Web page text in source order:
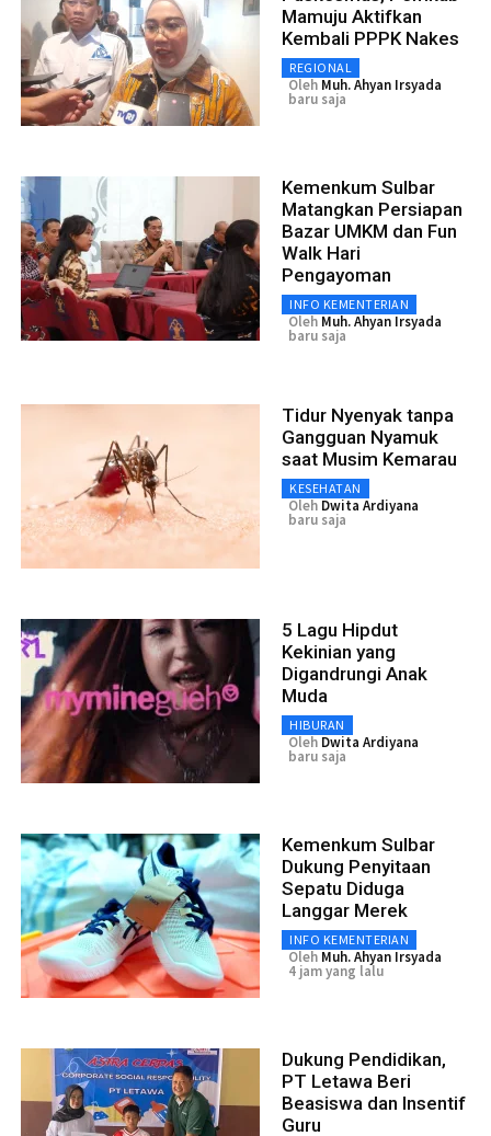
Mamuju Aktifkan
Kembali PPPK Nakes
REGIONAL
Oleh Muh. Ahyan Irsyada
baru saja
Kemenkum Sulbar
Matangkan Persiapan
Bazar UMKM dan Fun
Walk Hari
Pengayoman
INFO KEMENTERIAN
Oleh Muh. Ahyan Irsyada
baru saja
Tidur Nyenyak tanpa
Gangguan Nyamuk
saat Musim Kemarau
KESEHATAN
Oleh Dwita Ardiyana
baru saja
5 Lagu Hipdut
Kekinian yang
Digandrungi Anak
Muda
HIBURAN
Oleh Dwita Ardiyana
baru saja
Kemenkum Sulbar
Dukung Penyitaan
Sepatu Diduga
Langgar Merek
INFO KEMENTERIAN
Oleh Muh. Ahyan Irsyada
4 jam yang lalu
Dukung Pendidikan,
PT Letawa Beri
Beasiswa dan Insentif
Guru